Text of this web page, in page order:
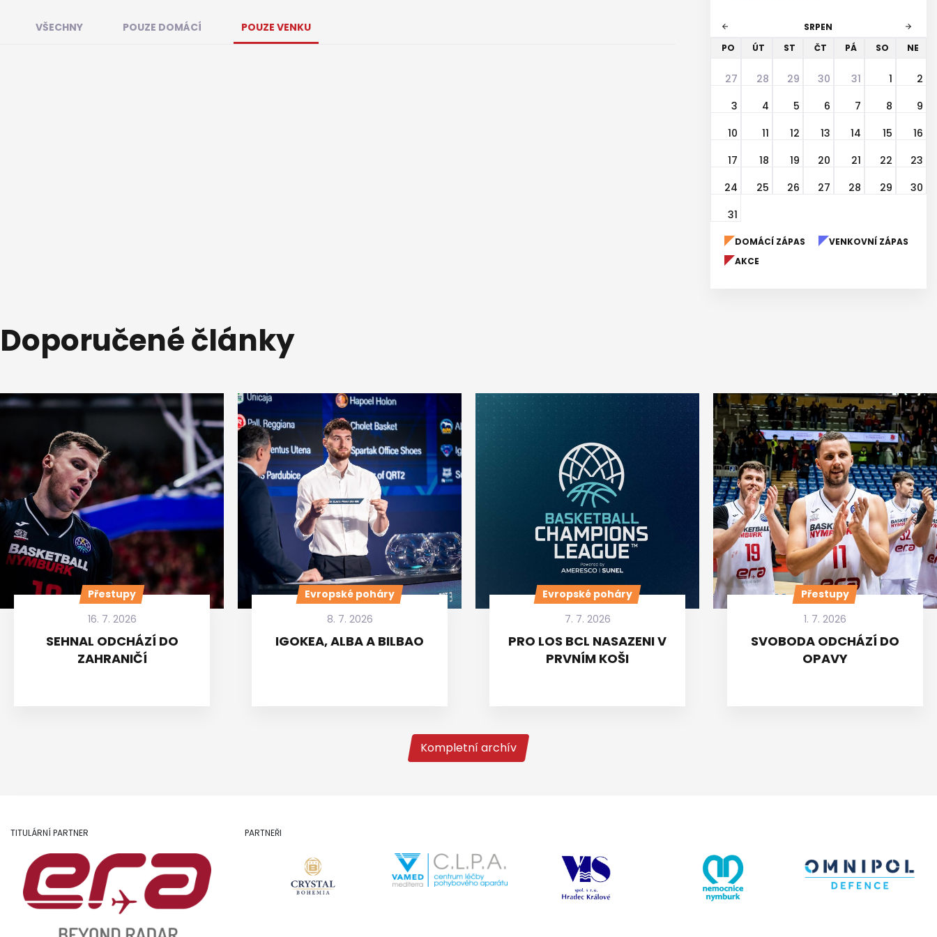
VŠECHNY POUZE DOMÁCÍ POUZE VENKU arrow_back SRPEN arrow_forward
PO ÚT ST ČT PÁ SO NE
27 28 29 30 31 1
2
3
4 5 6 7 8
9
10
11 12 13 14 15
16
17
18 19 20 21 22
23
24
25 26 27 28 29
30
31
DOMÁCÍ ZÁPAS
VENKOVNÍ ZÁPAS
AKCE
Doporučené články
Přestupy
16. 7. 2026
SEHNAL ODCHÁZÍ DO
ZAHRANIČÍ
Evropské poháry
8. 7. 2026
IGOKEA, ALBA A BILBAO
Evropské poháry
7. 7. 2026
PRO LOS BCL NASAZENI V
PRVNÍM KOŠI
Přestupy
1. 7. 2026
SVOBODA ODCHÁZÍ DO
OPAVY
Kompletní archív
TITULÁRNÍ PARTNER PARTNEŘI